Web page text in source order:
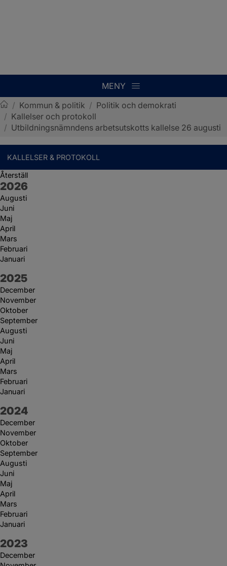
MENY
Sotenäs kommun
/ Kommun & politik / Politik och demokrati
/ Kallelser och protokoll
/ Utbildningsnämndens arbetsutskotts kallelse 26 augusti
KALLELSER & PROTOKOLL
Återställ
År:
2026
Augusti
Juni
Maj
April
Mars
Februari
Januari
År:
2025
December
November
Oktober
September
Augusti
Juni
Maj
April
Mars
Februari
Januari
År:
2024
December
November
Oktober
September
Augusti
Juni
Maj
April
Mars
Februari
Januari
År:
2023
December